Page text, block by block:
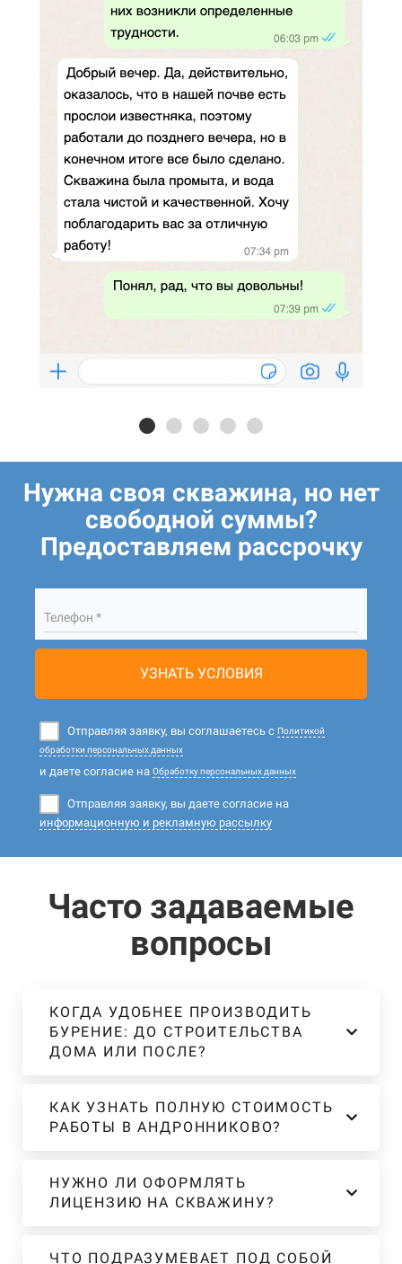
Нужна своя скважина, но нет
свободной суммы?
Предоставляем рассрочку
Телефон *
УЗНАТЬ УСЛОВИЯ
Отправляя заявку, вы соглашаетесь с Политикой
обработки персональных данных
и даете согласие на Обработку персональных данных
Отправляя заявку, вы даете согласие на
информационную и рекламную рассылку
Часто задаваемые
вопросы
КОГДА УДОБНЕЕ ПРОИЗВОДИТЬ
БУРЕНИЕ: ДО СТРОИТЕЛЬСТВА
ДОМА ИЛИ ПОСЛЕ?
КАК УЗНАТЬ ПОЛНУЮ СТОИМОСТЬ
РАБОТЫ В АНДРОННИКОВО?
НУЖНО ЛИ ОФОРМЛЯТЬ
ЛИЦЕНЗИЮ НА СКВАЖИНУ?
ЧТО ПОДРАЗУМЕВАЕТ ПОД СОБОЙ